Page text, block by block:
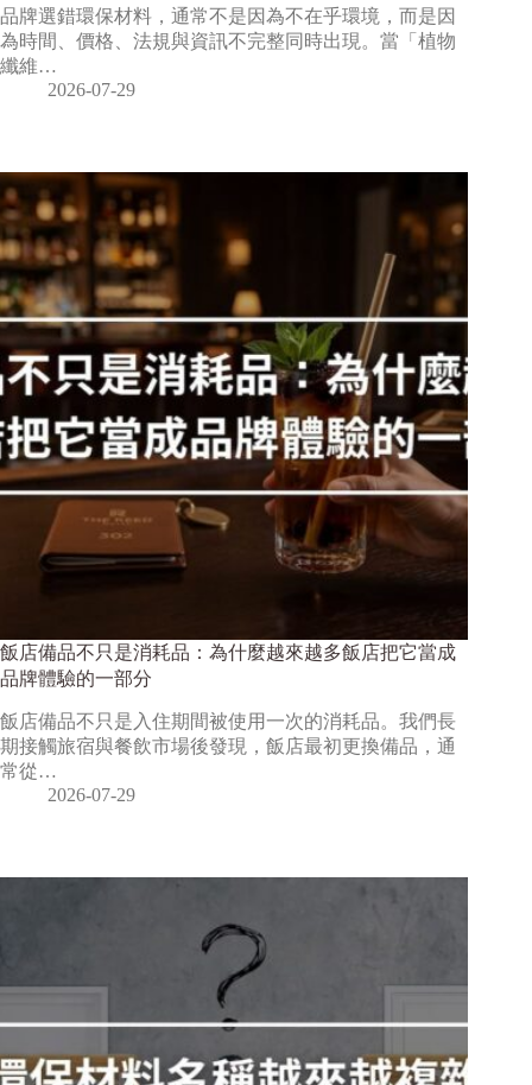
品牌選錯環保材料，通常不是因為不在乎環境，而是因
為時間、價格、法規與資訊不完整同時出現。當「植物
纖維…
2026-07-29
飯店備品不只是消耗品：為什麼越來越多飯店把它當成
品牌體驗的一部分
飯店備品不只是入住期間被使用一次的消耗品。我們長
期接觸旅宿與餐飲市場後發現，飯店最初更換備品，通
常從…
2026-07-29